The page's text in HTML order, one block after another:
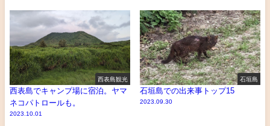
西表島観光
西表島でキャンプ場に宿泊。ヤマ
ネコパトロールも。
2023.10.01
石垣島
石垣島での出来事トップ15
2023.09.30